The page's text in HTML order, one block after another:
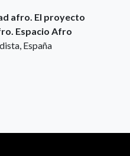
afro. El proyecto
Espacio Afro
España